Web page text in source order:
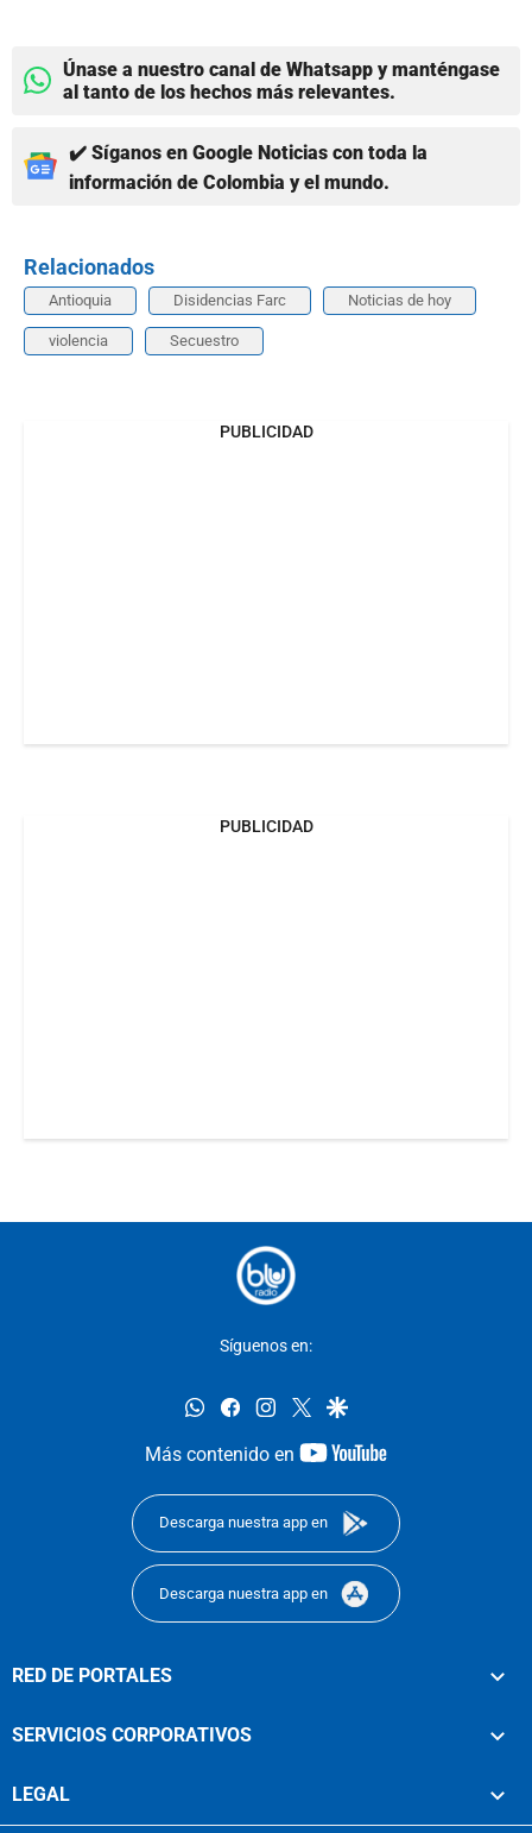
Únase a nuestro canal de Whatsapp y manténgase
al tanto de los hechos más relevantes.
✔️ Síganos en Google Noticias con toda la
información de Colombia y el mundo.
Relacionados
Antioquia Disidencias Farc Noticias de hoy
violencia Secuestro
PUBLICIDAD
PUBLICIDAD
Síguenos en:
whatsappfacebookinstagram
twittergoogle
Más contenido en
youtube-
Descarga nuestra app en
Descarga nuestra app en
RED DE PORTALES
SERVICIOS CORPORATIVOS
LEGAL